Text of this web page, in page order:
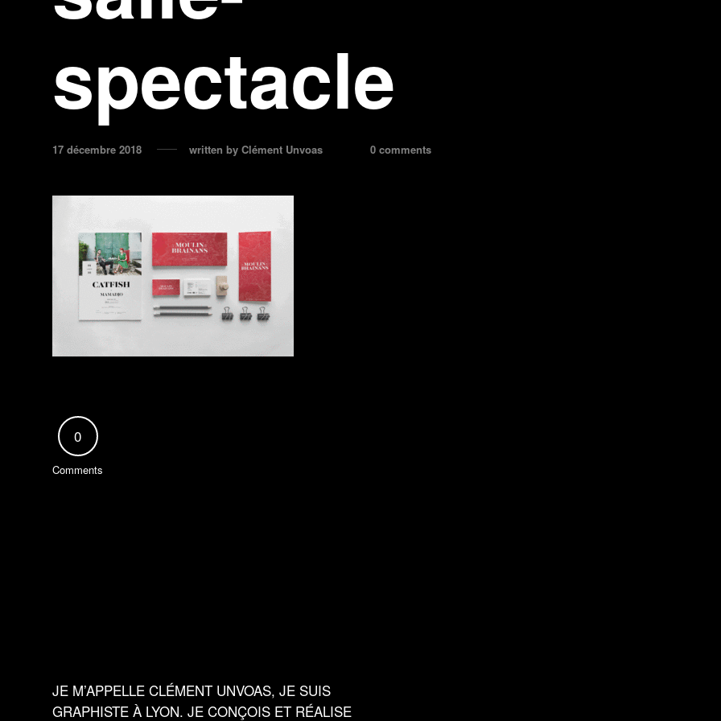
spectacle
17 décembre 2018 written by Clément Unvoas 0 comments
0
Comments
JE M’APPELLE CLÉMENT UNVOAS, JE SUIS
GRAPHISTE À LYON. JE CONÇOIS ET RÉALISE